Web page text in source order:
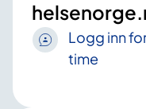
Logg inn
time